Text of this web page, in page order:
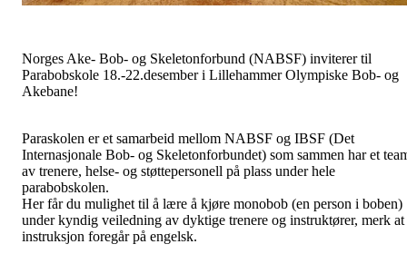
Norges Ake- Bob- og Skeletonforbund (NABSF) inviterer til
Parabobskole 18.-22.desember i Lillehammer Olympiske Bob- og
Akebane!
Paraskolen er et samarbeid mellom NABSF og IBSF (Det
Internasjonale Bob- og Skeletonforbundet) som sammen har et
av trenere, helse- og støttepersonell på plass under hele
parabobskolen.
Her får du mulighet til å lære å kjøre monobob (en person i boben)
under kyndig veiledning av dyktige trenere og instruktører, merk at
instruksjon foregår på engelsk.